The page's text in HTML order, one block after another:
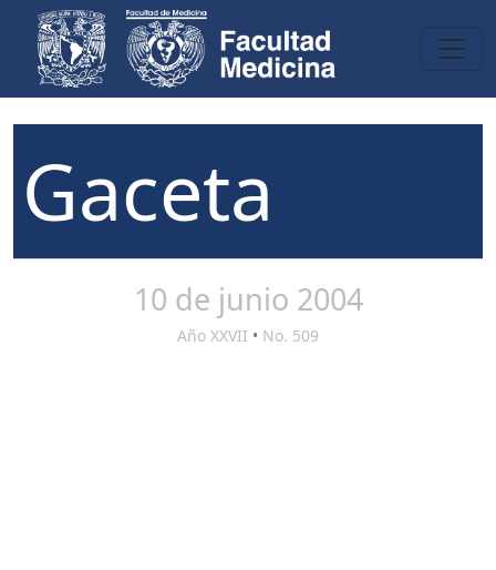
Gaceta
10 de junio 2004
Año XXVII • No. 509